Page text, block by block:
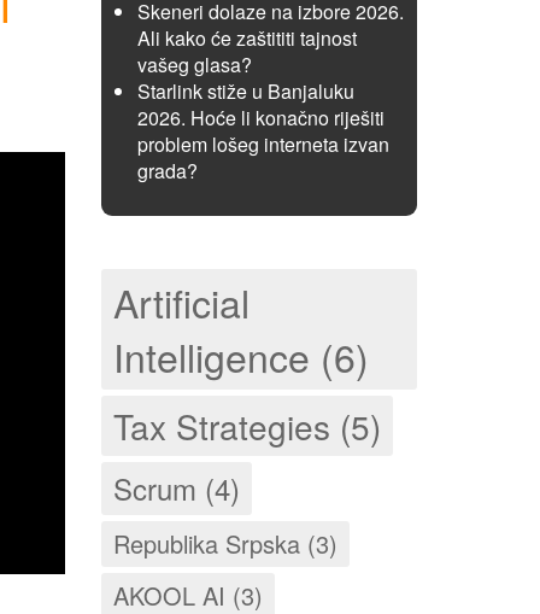
Skeneri dolaze na izbore 2026.
Ali kako će zaštititi tajnost
vašeg glasa?
Starlink stiže u Banjaluku
2026. Hoće li konačno riješiti
problem lošeg interneta izvan
grada?
Artificial
Intelligence (6)
Tax Strategies (5)
Scrum (4)
Republika Srpska (3)
AKOOL AI (3)